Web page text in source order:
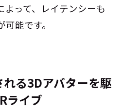
よって、レイテンシーも
能です。
る3Dアバターを駆
ライブ